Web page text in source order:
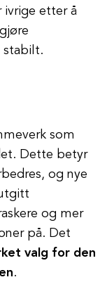
ivrige etter å
stabilt.
som
Dette betyr
og nye
og mer
på. Det
valg for den
.